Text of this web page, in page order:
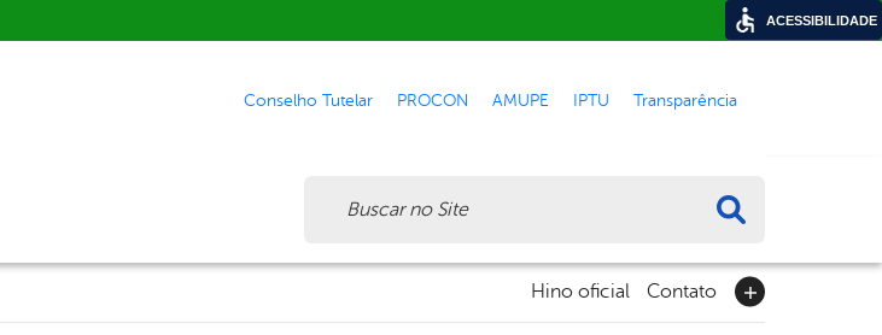
Conselho Tutelar PROCON AMUPE IPTU Transparência
Hino oficial Contato
ACESSIBILIDADE